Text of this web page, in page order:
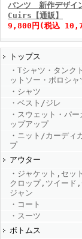
FINEBOYS2025年10月
FINEBOYS2025年9
パンツ 新作デザイ
Cuirs【通販】
9,800円(税込
トップス
・Tシャツ・タンク
ットソー・ポロシャ
・シャツ
・ベスト/ジレ
・スウェット・パ
ップアップ
・ニット/カーディ
プ
アウター
・ジャケット,セッ
クロップ,ツイード
ジャン
・コート
・スーツ
ボトムス